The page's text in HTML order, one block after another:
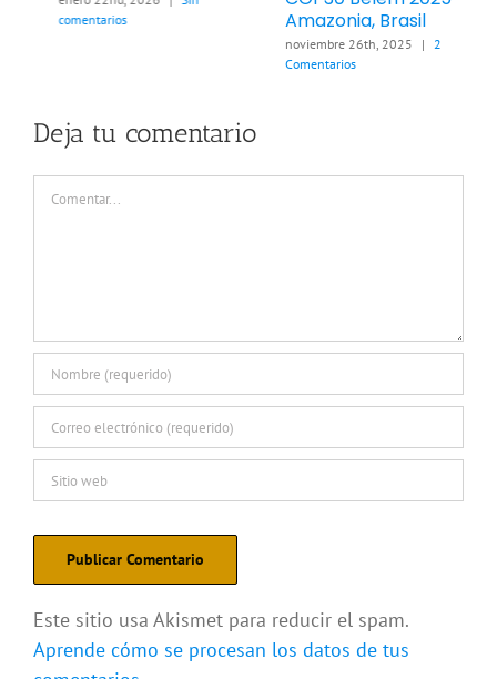
Amazonia, Brasil
marzo 21st, 2026 |
Sin
comentarios
Deja tu comentario
Comentar
Este sitio usa Akismet para reducir el spam.
Aprende cómo se procesan los datos de tus